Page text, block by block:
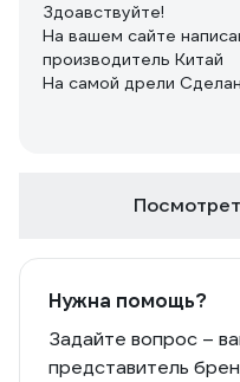
Здоавствуйте!
На вашем сайте
производитель Китай
На самой дрели
Нужна помощь?
Задайте вопрос –
представитель